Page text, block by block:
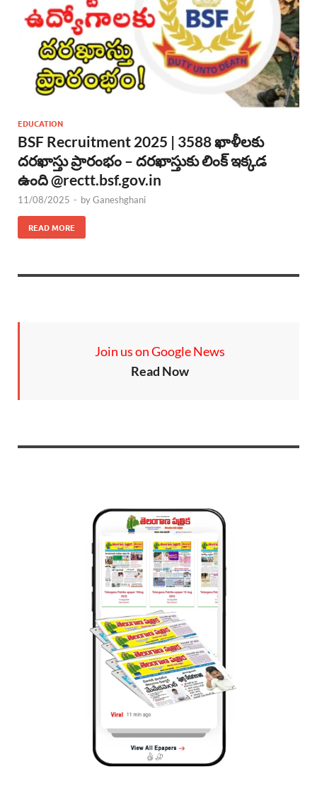
EDUCATION
BSF Recruitment 2025 | 3588 ఖాళీలకు
దరఖాస్తు ప్రారంభం – దరఖాస్తుకు లింక్ ఇక్కడ
ఉంది @rectt.bsf.gov.in
11/08/2025 - byGaneshghani
READ MORE
Join us on Google News
Read Now